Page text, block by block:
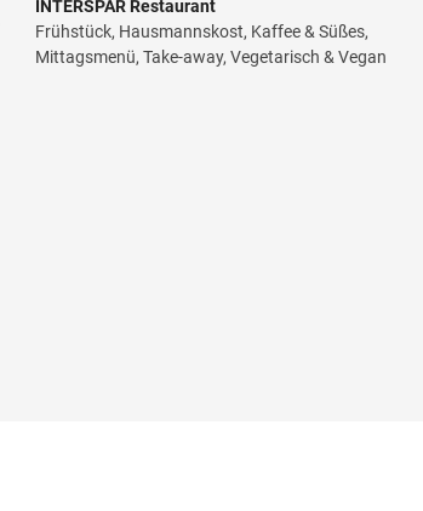
INTERSPAR Restaurant
Frühstück, Hausmannskost, Kaffee & Süßes,
Mittagsmenü, Take-away, Vegetarisch & Vegan